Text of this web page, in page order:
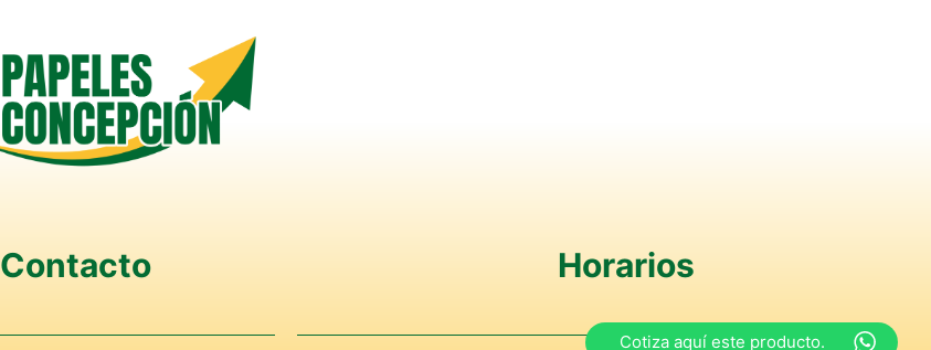
Contacto Horarios
Cotiza aquí este producto.